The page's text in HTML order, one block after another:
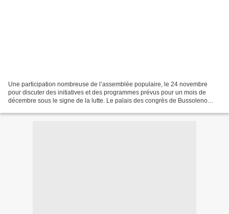
Une participation nombreuse de l’assemblée populaire, le 24 novembre
pour discuter des initiatives et des programmes prévus pour un mois de
décembre sous le signe de la lutte. Le palais des congrès de Bussoleno